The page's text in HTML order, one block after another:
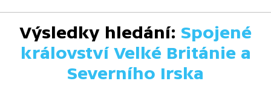
Výsledky hledání: Spojené
království Velké Británie a
Severního Irska